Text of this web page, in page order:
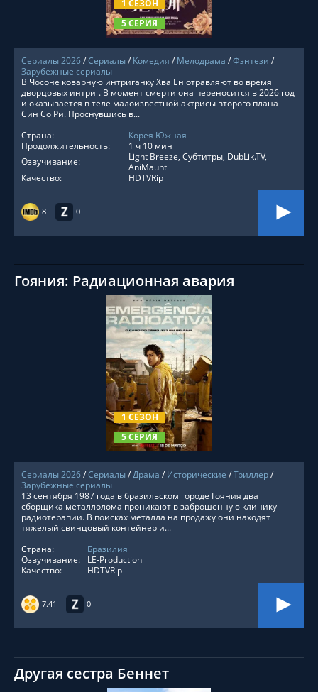
1 СЕЗОН
5 СЕРИЯ
Сериалы 2026/Сериалы/ Комедия / Мелодрама /Фэнтези /
Зарубежные сериалы
8 0
В Чосоне коварную интриганку Хва Ен отравляют во время
дворцовых интриг. В момент смерти она переносится в 2026 год
и оказывается в теле малоизвестной актрисы второго плана
Син Со Ри. Проснувшись в...
Страна:
Корея Южная
Продолжительность:
1 ч 10 мин
Озвучивание:
Light Breeze, Субтитры, DubLik.TV,
AniMaunt
Качество:
HDTVRip
Гояния: Радиационная авария
1 СЕЗОН
5 СЕРИЯ
СМОТРЕТЬ ОНЛАЙН
Сериалы 2026/Сериалы/Драма / Исторические /Триллер/
Зарубежные сериалы
7.41 0
13 сентября 1987 года в бразильском городе Гояния два
сборщика металлолома проникают в заброшенную клинику
радиотерапии. В поисках металла на продажу они находят
тяжелый свинцовый контейнер и...
Страна:
Бразилия
Озвучивание:
LE-Production
Качество:
HDTVRip
Другая сестра Беннет